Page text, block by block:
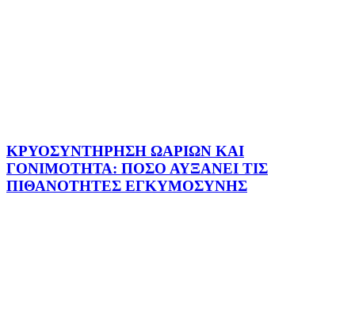
ΚΡΥΟΣΥΝΤΗΡΗΣΗ ΩΑΡΙΩΝ ΚΑΙ
ΓΟΝΙΜΟΤΗΤΑ: ΠΟΣΟ ΑΥΞΑΝΕΙ ΤΙΣ
ΠΙΘΑΝΟΤΗΤΕΣ ΕΓΚΥΜΟΣΥΝΗΣ